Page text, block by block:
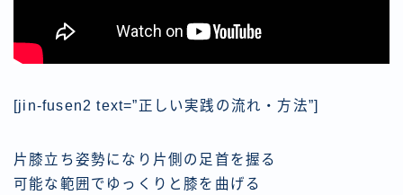
[jin-fusen2 text=”正しい実践の流れ・方法”]
片膝立ち姿勢になり片側の足首を握る
可能な範囲でゆっくりと膝を曲げる